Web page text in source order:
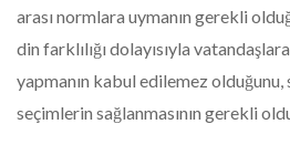
arası normlara uymanın gerekli
din farklılığı dolayısıyla
yapmanın kabul edilemez
seçimlerin sağlanmasının gerekli